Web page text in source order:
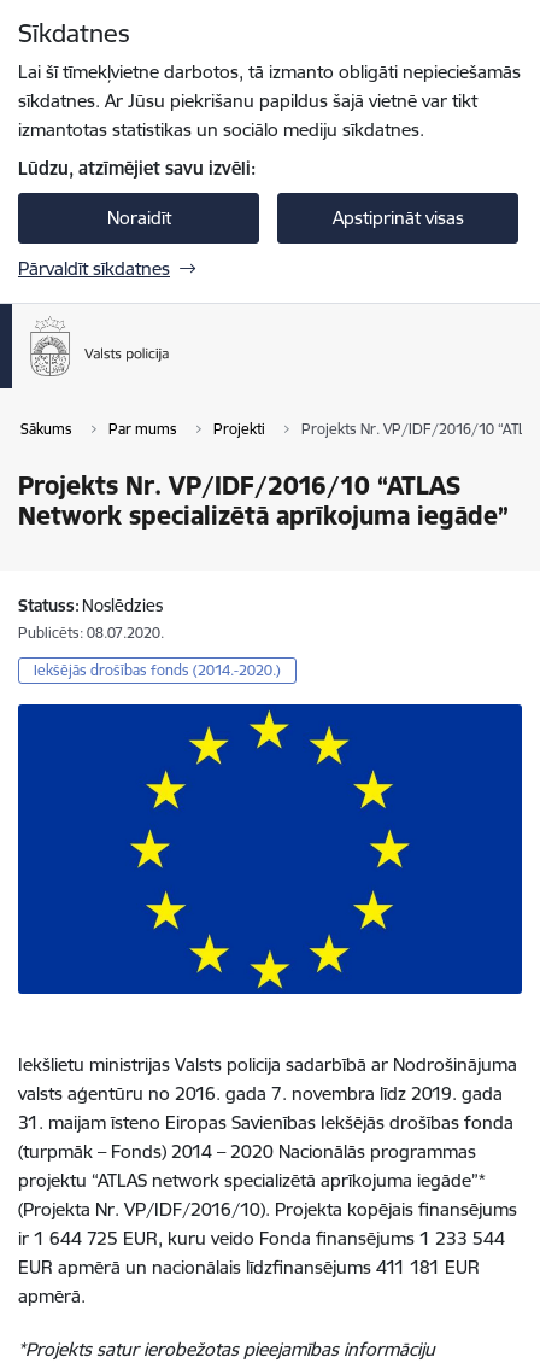
Sīkdatnes
Lai šī tīmekļvietne darbotos, tā izmanto obligāti nepieciešamās
sīkdatnes. Ar Jūsu piekrišanu papildus šajā vietnē var tikt
izmantotas statistikas un sociālo mediju sīkdatnes.
Lūdzu, atzīmējiet savu izvēli:
Noraidīt Apstiprināt visas
Pārvaldīt sīkdatnes
Sākums Par mums Projekti Projekts Nr. VP/IDF/2016/10
Projekts Nr. VP/IDF/2016/10 “ATLAS
Network specializētā aprīkojuma iegāde”
Statuss: Noslēdzies
Publicēts: 08.07.2020.
Iekšējās drošības fonds (2014.-2020.)
Iekšlietu ministrijas Valsts policija sadarbībā ar Nodrošinājuma
valsts aģentūru no 2016. gada 7. novembra līdz 2019. gada
31. maijam īsteno Eiropas Savienības Iekšējās drošības fonda
(turpmāk – Fonds) 2014 – 2020 Nacionālās programmas
projektu “ATLAS network specializētā aprīkojuma iegāde”*
(Projekta Nr. VP/IDF/2016/10). Projekta kopējais finansējums
ir 1 644 725 EUR, kuru veido Fonda finansējums 1 233 544
EUR apmērā un nacionālais līdzfinansējums 411 181 EUR
apmērā.
*Projekts satur ierobežotas pieejamības informāciju